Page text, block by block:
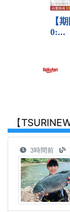
【
3時間前